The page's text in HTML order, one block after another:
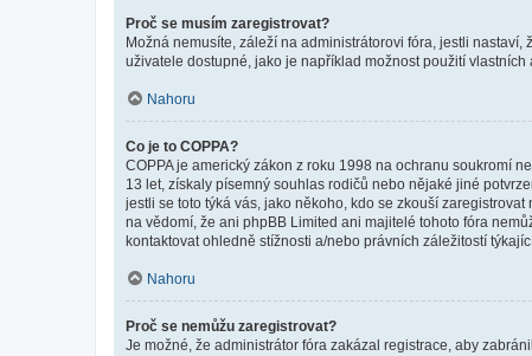
Proč se musím zaregistrovat?
Možná nemusíte, záleží na administrátorovi fóra, jestli
uživatele dostupné, jako je například možnost použití
Nahoru
Co je to COPPA?
COPPA je americký zákon z roku 1998 na ochranu soukromí
13 let, získaly písemný souhlas rodičů nebo nějaké jiné
jestli se toto týká vás, jako někoho, kdo se zkouší
na vědomí, že ani phpBB Limited ani majitelé tohoto fóra
kontaktovat ohledně stížnosti a/nebo právních záležitostí
Nahoru
Proč se nemůžu zaregistrovat?
Je možné, že administrátor fóra zakázal registrace, aby